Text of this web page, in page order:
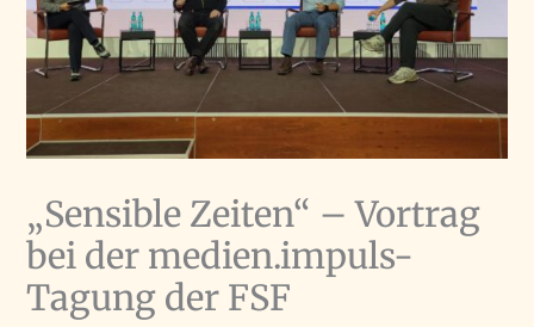
„Sensible Zeiten“ – Vortrag
bei der medien.impuls-
Tagung der FSF